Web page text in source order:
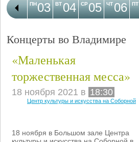
03
ПН 04
ВТ 05
СР 06
ЧТ ПТ
Концерты во Владимире
«Маленькая
торжественная месса»
18 ноября 2021 в 18:30
Центр культуры и искусства на Соборной
18 ноября в Большом зале Центра